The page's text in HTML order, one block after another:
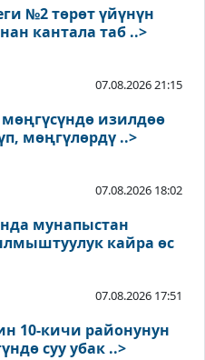
№2 төрөт үйүнүн
кантала таб ..>
07.08.2026 21:15
изилдөө
мөңгүлөрдү ..>
07.08.2026 18:02
мунапыстан
кайра өс
07.08.2026 17:51
10-кичи районунун
суу убак ..>